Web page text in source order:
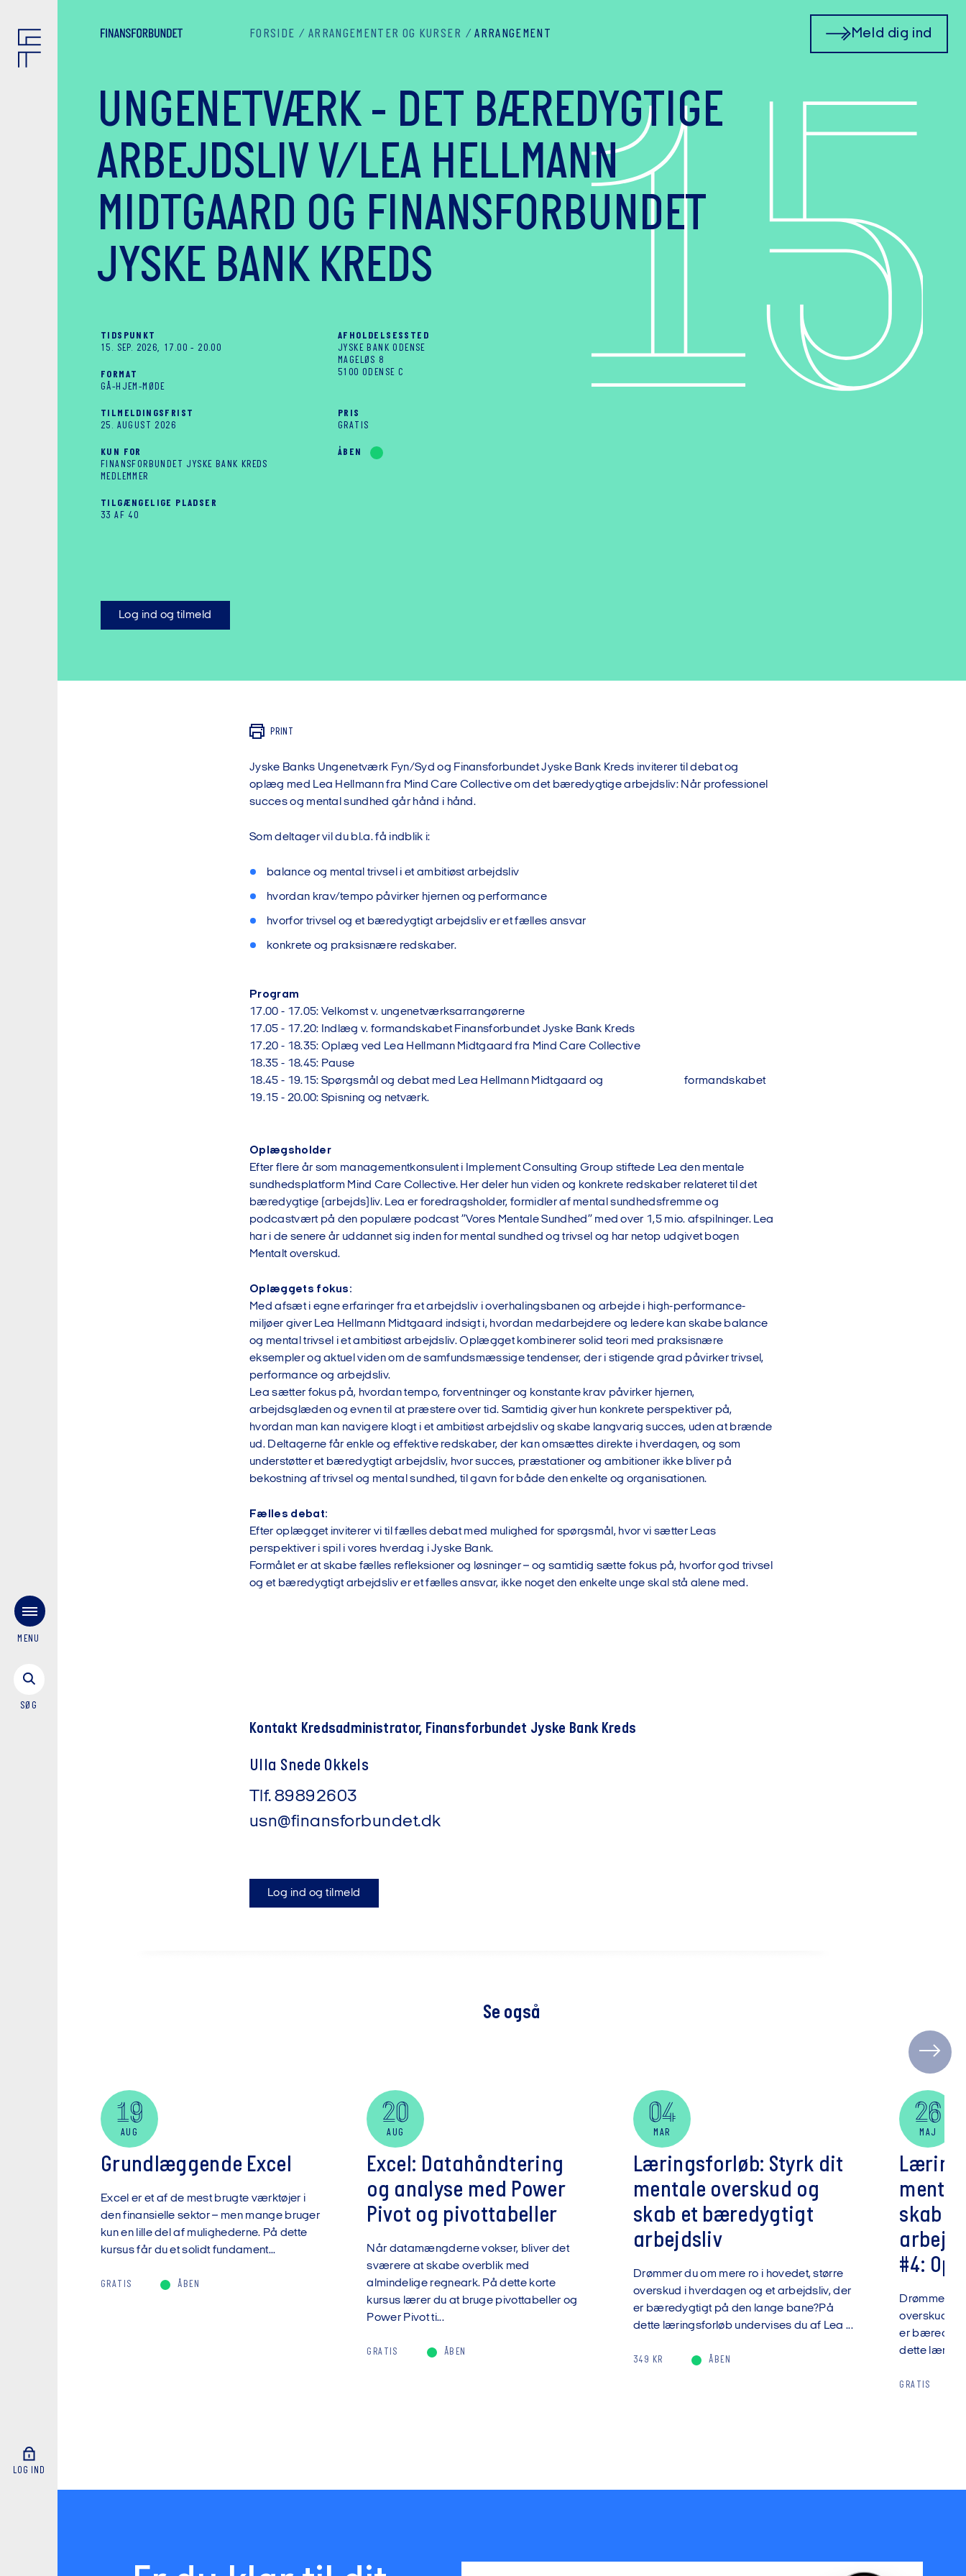
Meld dig ind
MENU
SØG
LOG IND
FORSIDE ARRANGEMENTER OG KURSER ARRANGEMENT
UNGENETVÆRK - DET BÆREDYGTIGE
ARBEJDSLIV V/LEA HELLMANN
MIDTGAARD OG FINANSFORBUNDET
JYSKE BANK KREDS
TIDSPUNKT
15. SEP. 2026, 17.00 -20.00
FORMAT
GÅ-HJEM-MØDE
AFHOLDELSESSTED
JYSKE BANK ODENSE
MAGELØS 8
5100 ODENSE C
TILMELDINGSFRIST
25. AUGUST 2026
PRIS
GRATIS
KUN FOR
FINANSFORBUNDET JYSKE BANK KREDS
MEDLEMMER
ÅBEN
TILGÆNGELIGE PLADSER
33 AF 40
15
Log ind og tilmeld
PRINT
Jyske Banks Ungenetværk Fyn/Syd og Finansforbundet Jyske Bank Kreds inviterer til debat og
oplæg med Lea Hellmann fra Mind Care Collective om det bæredygtige arbejdsliv: Når professionel
succes og mental sundhed går hånd i hånd.
Som deltager vil du bl.a. få indblik i:
balance og mental trivsel i et ambitiøst arbejdsliv
hvordan krav/tempo påvirker hjernen og performance
hvorfor trivsel og et bæredygtigt arbejdsliv er et fælles ansvar
konkrete og praksisnære redskaber.
Program
17.00 - 17.05: Velkomst v. ungenetværksarrangørerne
17.05 - 17.20: Indlæg v. formandskabet Finansforbundet Jyske Bank Kreds
17.20 - 18.35: Oplæg ved Lea Hellmann Midtgaard fra Mind Care Collective
18.35 - 18.45: Pause
18.45 - 19.15: Spørgsmål og debat med Lea Hellmann Midtgaard og formandskabet
19.15 - 20.00: Spisning og netværk.
Oplægsholder
Efter flere år som managementkonsulent i Implement Consulting Group stiftede Lea den mentale
sundhedsplatform Mind Care Collective. Her deler hun viden og konkrete redskaber relateret til det
bæredygtige (arbejds)liv. Lea er foredragsholder, formidler af mental sundhedsfremme og
podcastvært på den populære podcast ”Vores Mentale Sundhed” med over 1,5 mio. afspilninger. Lea
har i de senere år uddannet sig inden for mental sundhed og trivsel og har netop udgivet bogen
Mentalt overskud.
Oplæggets fokus:
Med afsæt i egne erfaringer fra et arbejdsliv i overhalingsbanen og arbejde i high-performance-
miljøer giver Lea Hellmann Midtgaard indsigt i, hvordan medarbejdere og ledere kan skabe balance
og mental trivsel i et ambitiøst arbejdsliv. Oplægget kombinerer solid teori med praksisnære
eksempler og aktuel viden om de samfundsmæssige tendenser, der i stigende grad påvirker trivsel,
performance og arbejdsliv.
Lea sætter fokus på, hvordan tempo, forventninger og konstante krav påvirker hjernen,
arbejdsglæden og evnen til at præstere over tid. Samtidig giver hun konkrete perspektiver på,
hvordan man kan navigere klogt i et ambitiøst arbejdsliv og skabe langvarig succes, uden at brænde
ud. Deltagerne får enkle og effektive redskaber, der kan omsættes direkte i hverdagen, og som
understøtter et bæredygtigt arbejdsliv, hvor succes, præstationer og ambitioner ikke bliver på
bekostning af trivsel og mental sundhed, til gavn for både den enkelte og organisationen.
Fælles debat:
Efter oplægget inviterer vi til fælles debat med mulighed for spørgsmål, hvor vi sætter Leas
perspektiver i spil i vores hverdag i Jyske Bank.
Formålet er at skabe fælles refleksioner og løsninger – og samtidig sætte fokus på, hvorfor god trivsel
og et bæredygtigt arbejdsliv er et fælles ansvar, ikke noget den enkelte unge skal stå alene med.
Kontakt Kredsadministrator, Finansforbundet Jyske Bank Kreds
Ulla Snede Okkels
Tlf. 89892603
usn@finansforbundet.dk
Log ind og tilmeld
Se også
19
AUG
Grundlæggende Excel
Excel er et af de mest brugte værktøjer i
den finansielle sektor – men mange bruger
kun en lille del af mulighederne. På dette
kursus får du et solidt fundament...
GRATIS ÅBEN
20
AUG
Excel: Datahåndtering
og analyse med Power
Pivot og pivottabeller
Når datamængderne vokser, bliver det
sværere at skabe overblik med
almindelige regneark. På dette korte
kursus lærer du at bruge pivottabeller og
Power Pivot ti...
GRATIS ÅBEN
04
MAR
Læringsforløb: Styrk dit
mentale overskud og
skab et bæredygtigt
arbejdsliv
Drømmer du om mere ro i hovedet, større
overskud i hverdagen og et arbejdsliv, der
er bæredygtigt på den lange bane?På
dette læringsforløb undervises du af Lea ...
349 KR ÅBEN
26
MAJ
skab
#4:
Drømmer
overskud i
er
dette
GRATIS